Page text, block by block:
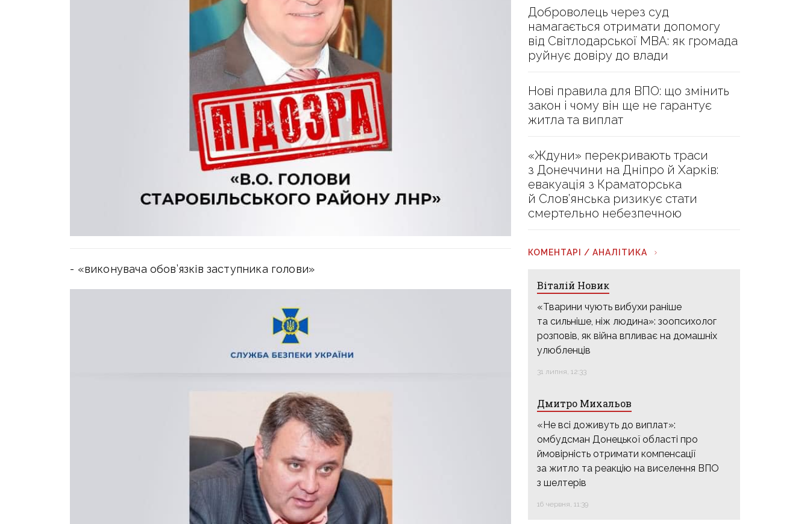
- «виконувача обов’язків заступника голови»
Доброволець через суд
намагається отримати допомогу
від Світлодарської МВА: як громада
руйнує довіру до влади
Нові правила для ВПО: що змінить
закон і чому він ще не гарантує
житла та виплат
«Ждуни» перекривають траси
з Донеччини на Дніпро й Харків:
евакуація з Краматорська
й Слов’янська ризикує стати
смертельно небезпечною
КОМЕНТАРІ / АНАЛІТИКА
Віталій Новик
«Тварини чують вибухи раніше
та сильніше, ніж людина»: зоопсихолог
розповів, як війна впливає на домашніх
улюбленців
31 липня, 12:33
Дмитро Михальов
«Не всі доживуть до виплат»:
омбудсман Донецької області про
ймовірність отримати компенсації
за житло та реакцію на виселення ВПО
з шелтерів
16 червня, 11:39